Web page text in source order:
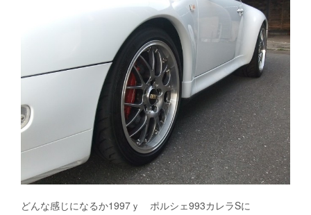
どんな感じになるか1997ｙ ポルシェ993カレラSに